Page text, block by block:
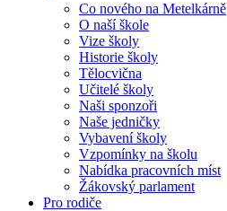
Co nového na Metelkárně
O naší škole
Vize školy
Historie školy
Tělocvična
Učitelé školy
Naši sponzoři
Naše jedničky
Vybavení školy
Vzpomínky na školu
Nabídka pracovních míst
Žákovský parlament
Pro rodiče